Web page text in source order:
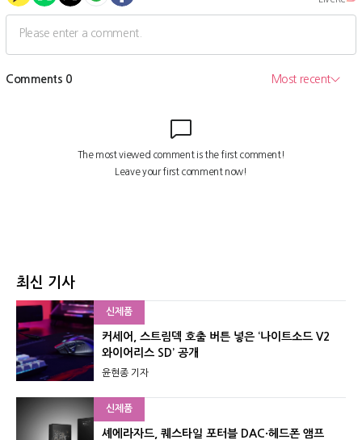
최신 기사
신제품
커세어, 스트림덱 호출 버튼 넣은 ‘나이트소드 V2
와이어리스 SD’ 공개
윤현종 기자
신제품
셰에라자드, 퀘스타일 포터블 DAC·헤드폰 앰프